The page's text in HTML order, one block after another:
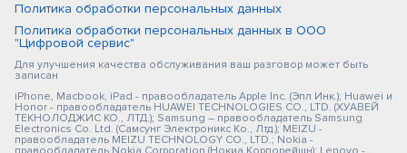
Политика обработки персональных данных
Политика обработки персональных данных в ООО
"Цифровой сервис"
Для улучшения качества обслуживания ваш разговор может быть
записан
iPhone, Macbook, iPad - правообладатель Apple Inc. (Эпл Инк.); Huawei и
Honor - правообладатель HUAWEI TECHNOLOGIES CO., LTD. (ХУАВЕЙ
ТЕКНОЛОДЖИС КО., ЛТД.); Samsung – правообладатель Samsung
Electronics Co. Ltd. (Самсунг Электроникс Ко., Лтд.); MEIZU -
правообладатель MEIZU TECHNOLOGY CO., LTD.; Nokia -